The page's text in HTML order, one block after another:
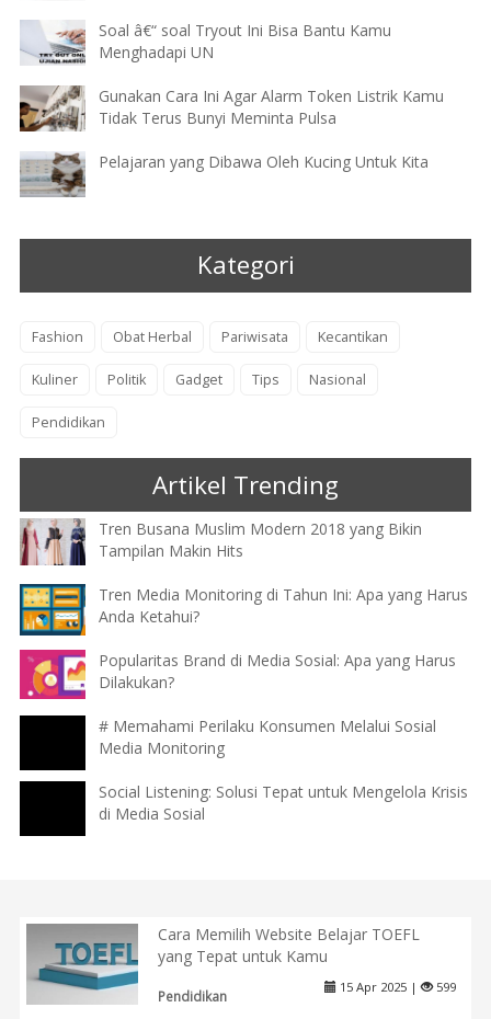
Soal â€“ soal Tryout Ini Bisa Bantu Kamu
Menghadapi UN
Gunakan Cara Ini Agar Alarm Token Listrik Kamu
Tidak Terus Bunyi Meminta Pulsa
Pelajaran yang Dibawa Oleh Kucing Untuk Kita
Kategori
Fashion Obat Herbal Pariwisata Kecantikan
Kuliner Politik Gadget Tips Nasional
Pendidikan
Artikel Trending
Tren Busana Muslim Modern 2018 yang Bikin
Tampilan Makin Hits
Tren Media Monitoring di Tahun Ini: Apa yang Harus
Anda Ketahui?
Popularitas Brand di Media Sosial: Apa yang Harus
Dilakukan?
# Memahami Perilaku Konsumen Melalui Sosial
Media Monitoring
Social Listening: Solusi Tepat untuk Mengelola Krisis
di Media Sosial
Cara Memilih Website Belajar TOEFL
yang Tepat untuk Kamu
Pendidikan
15 Apr 2025 | 599